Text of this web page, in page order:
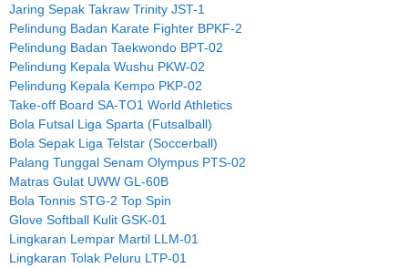
Jaring Sepak Takraw Trinity JST-1
Pelindung Badan Karate Fighter BPKF-2
Pelindung Badan Taekwondo BPT-02
Pelindung Kepala Wushu PKW-02
Pelindung Kepala Kempo PKP-02
Take-off Board SA-TO1 World Athletics
Bola Futsal Liga Sparta (Futsalball)
Bola Sepak Liga Telstar (Soccerball)
Palang Tunggal Senam Olympus PTS-02
Matras Gulat UWW GL-60B
Bola Tonnis STG-2 Top Spin
Glove Softball Kulit GSK-01
Lingkaran Lempar Martil LLM-01
Lingkaran Tolak Peluru LTP-01